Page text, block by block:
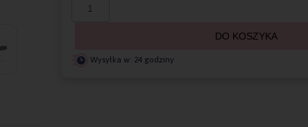
DO KOSZYKA
Wysyłka w: 24 godziny